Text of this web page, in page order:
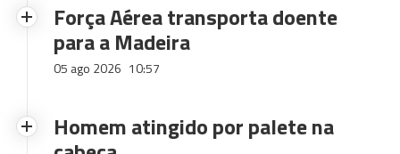
Força Aérea transporta doente
para a Madeira
05 ago 2026 10:57
Homem atingido por palete na